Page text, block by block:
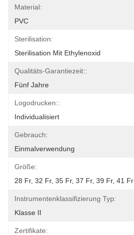
Material:
PVC
Sterilisation:
Sterilisation Mit Ethylenoxid
Qualitäts-Garantiezeit::
Fünf Jahre
Logodrucken::
Individualisiert
Gebrauch:
Einmalverwendung
Größe:
28 Fr, 32 Fr, 35 Fr, 37 Fr, 39 Fr, 41 Fr
Instrumentenklassifizierung Typ:
Klasse II
Zertifikate: